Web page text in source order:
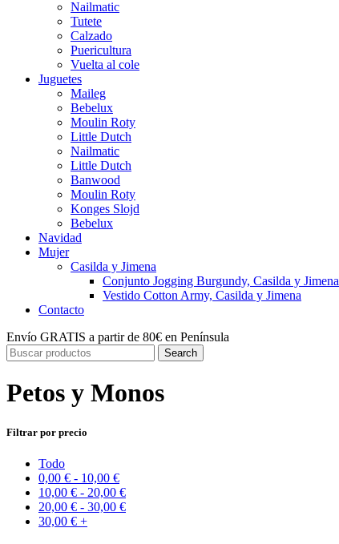
Nailmatic
Tutete
Calzado
Puericultura
Vuelta al cole
Juguetes
Maileg
Bebelux
Moulin Roty
Little Dutch
Nailmatic
Little Dutch
Banwood
Moulin Roty
Konges Slojd
Bebelux
Navidad
Mujer
Casilda y Jimena
Conjunto Jogging Burgundy, Casilda y Jimena
Vestido Cotton Army, Casilda y Jimena
Contacto
Envío GRATIS a partir de 80€ en Península
Search
Petos y Monos
Filtrar por precio
Todo
0,00 € - 10,00 €
10,00 € - 20,00 €
20,00 € - 30,00 €
30,00 € +